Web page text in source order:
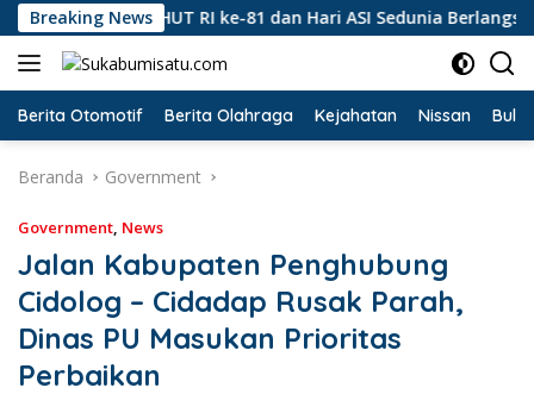
Langsung
ke
konten
Breaking News
HUT RI ke-81 dan Hari ASI Sedunia Berlangsung Meriah
Berita Otomotif Berita Olahraga Kejahatan Nissan
Beranda Government
Government, News
Jalan Kabupaten Penghubung
Cidolog – Cidadap Rusak Parah,
Dinas PU Masukan Prioritas
Perbaikan